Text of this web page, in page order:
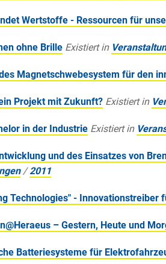
Wertstoffe - Ressourcen für
ohne Brille Existiert in
Magnetschwebesystem für den
Projekt mit Zukunft? Existiert in
in der Industrie Existiert in
und des Einsatzes von
/2011
Technologies" - Innovationstreiber
– Gestern, Heute und
Batteriesysteme für